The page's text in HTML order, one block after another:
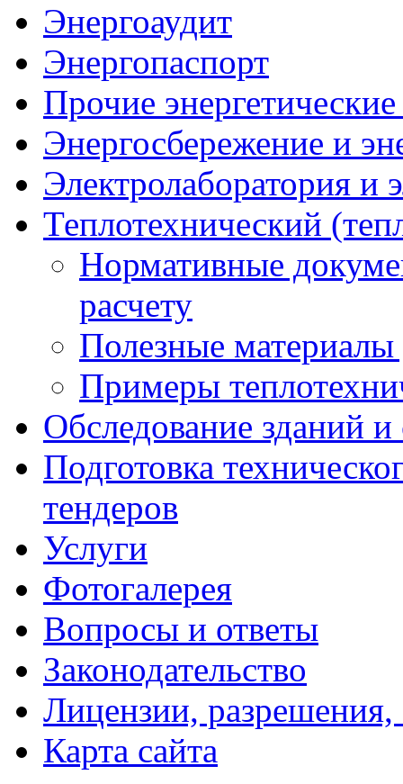
Энергоаудит
Энергопаспорт
Прочие
Энергосбережение и
Электролаборатория и
Теплотехнический
Нормативные
расчету
Полезные материалы
Примеры
Обследование зданий
Подготовка
тендеров
Услуги
Фотогалерея
Вопросы и ответы
Законодательство
Лицензии, разрешения,
Карта сайта